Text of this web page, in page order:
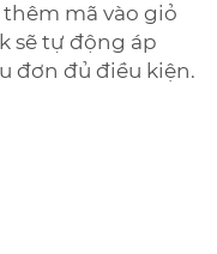
mã vào giỏ
sẽ tự động áp
đơn đủ điều kiện.